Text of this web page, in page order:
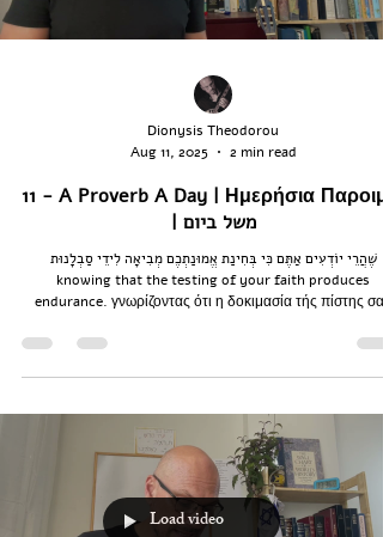
Dionysis Theodorou
Aug 11, 2025
2 min read
11 - A Proverb A Day | Ημερήσια
| משל ביום
שֶׁהֲרֵי יוֹדְעִים אַתֶּם כִּי בְּחִינַת אֱמוּנַתְכֶם מְבִיאָה לִידֵי סַבְלָנוּת
knowing that the testing of your faith produces
endurance. γνωρίζοντας ότι η δοκιμασία τής πίστης σας
Load video